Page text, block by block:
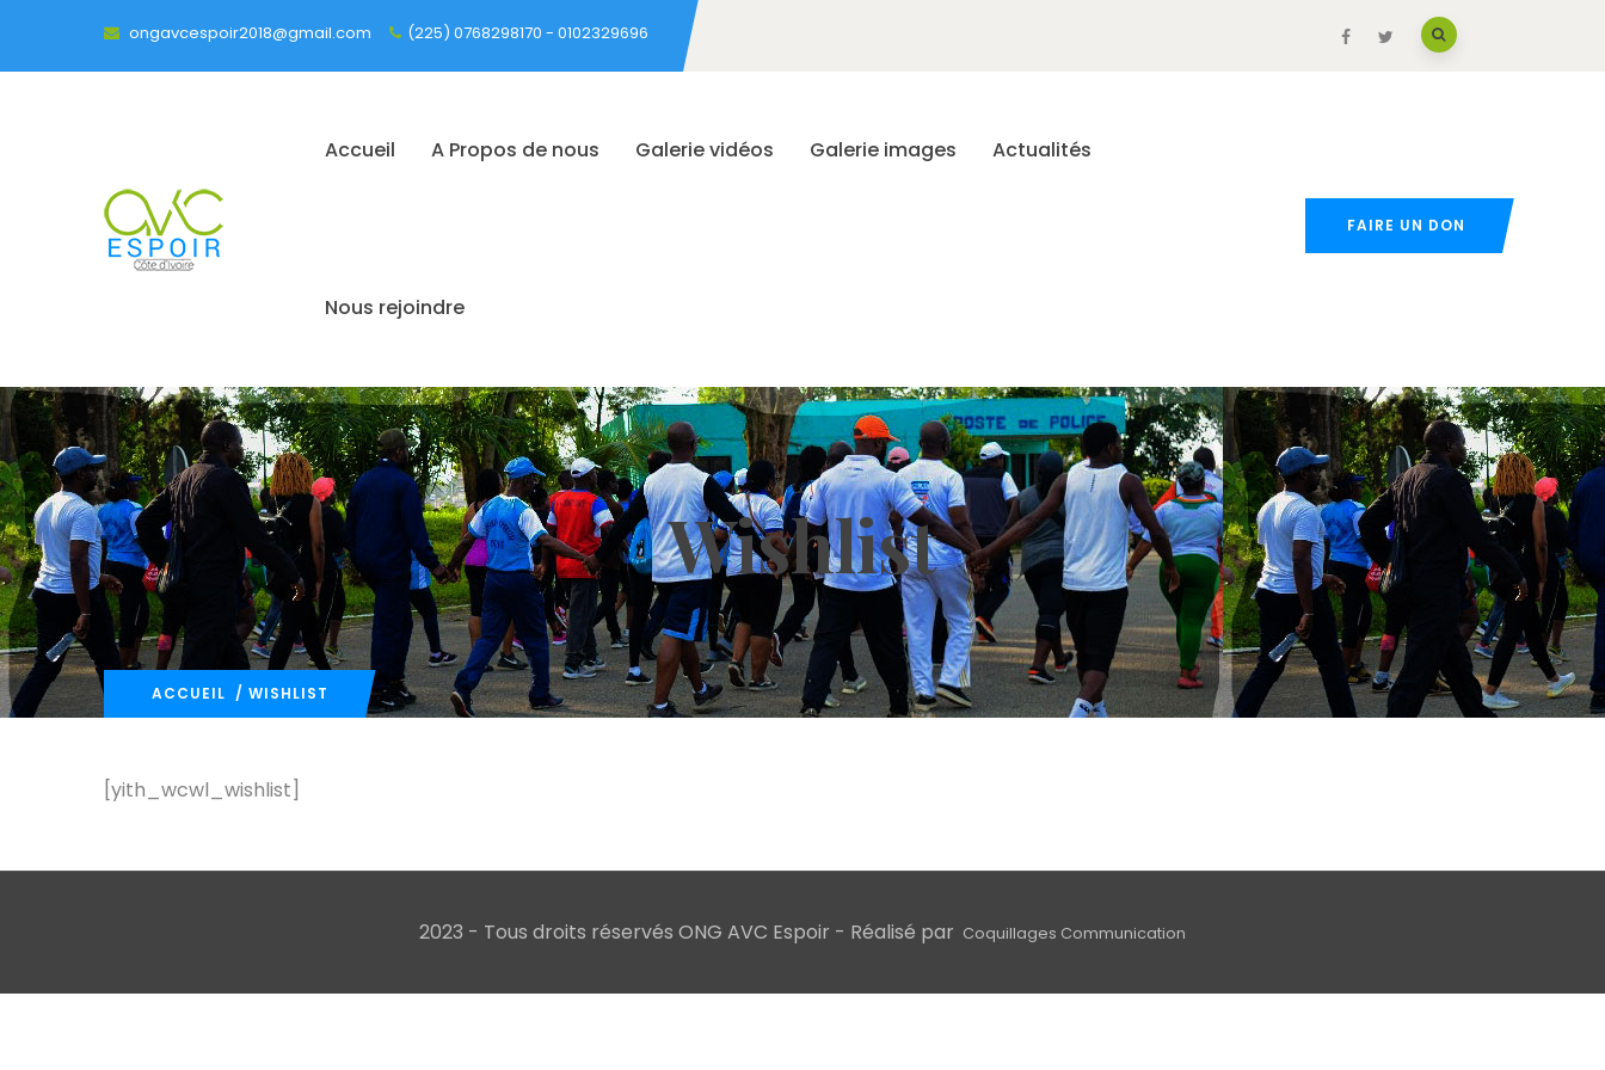
ongavcespoir2018@gmail.com (225) 0768298170 - 0102329696
Accueil A Propos de nous Galerie vidéos Galerie images Actualités
Nous rejoindre
FAIRE UN DON
Wishlist
ACCUEIL / WISHLIST
[yith_wcwl_wishlist]
2023 - Tous droits réservés ONG AVC Espoir - Réalisé par Coquillages Communication